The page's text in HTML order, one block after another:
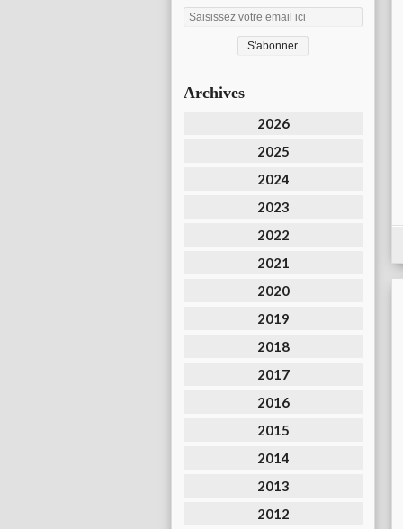
Archives
2026
2025
2024
2023
2022
2021
2020
2019
2018
2017
2016
2015
2014
2013
2012